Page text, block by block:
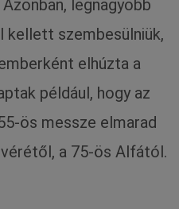
legnagyobb
kellett szembesülniük,
elhúzta a
például, hogy az
ös messze elmarad
a 75-ös Alfától.